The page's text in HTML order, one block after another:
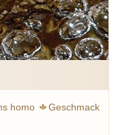
homo
Geschmack